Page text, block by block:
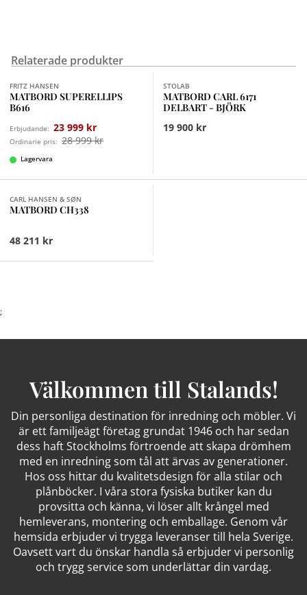
Relaterade produkter
Finns i fler val (3)
FRITZ HANSEN
MATBORD SUPERELLIPS
B616
Erbjudande: 23 999 kr
Ordinarie pris: 28 999 kr
Lagervara
STOLAB
MATBORD CARL 6171
DELBART - BJÖRK
19 900 kr
CARL HANSEN & SØN
MATBORD CH338
48 211 kr
;
Välkommen till Stalands!
Din personliga destination för inredning och möbler. Vi
är ett familjeägt företag grundat 1946 och har sedan
dess haft Stockholms förtroende att skapa drömhem
med en inredning som tål att ärvas av generationer.
Hos oss hittar du kvalitetsdesign för alla stilar och
plånböcker. I våra stora fysiska butiker kan du
provsitta och känna, vi löser allt krångel med
hemleverans, montering och emballage. Genom vår
hemsida erbjuder vi trygga leveranser till hela Sverige.
Oavsett vart du önskar handla så erbjuder vi personlig
och trygg service som underlättar din vardag.